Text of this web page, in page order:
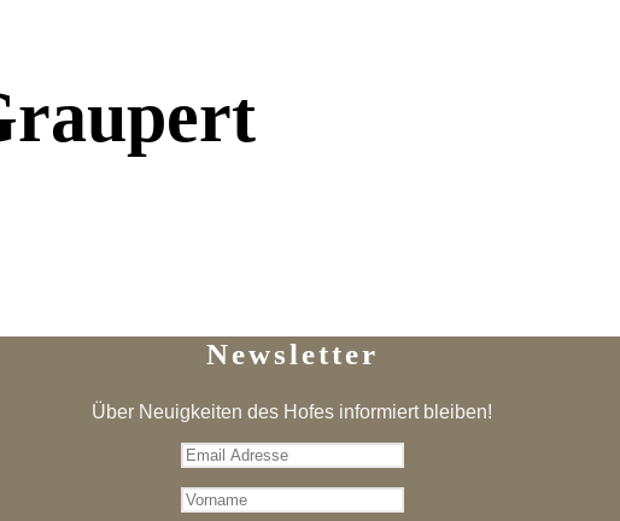
Newsletter
Über Neuigkeiten des Hofes informiert bleiben!